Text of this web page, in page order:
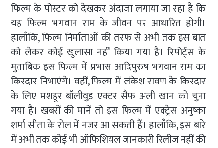
फिल्म के पोस्टर को देखकर अंदाजा लगाया जा रहा है कि
यह फिल्म भगवान राम के जीवन पर आधारित होगी।
हालाँकि, फिल्म निर्माताओं की तरफ से अभी तक इस बात
को लेकर कोई खुलासा नहीं किया गया है। रिपोर्ट्स के
मुताबिक इस फिल्म में प्रभास आदिपुरुष भगवान राम का
किरदार निभाएंगे। वहीं, फिल्म में लंकेश रावण के किरदार
के लिए मशहूर बॉलीवुड एक्टर सैफ अली खान को चुना
गया है। खबरों की मानें तो इस फिल्म में एक्ट्रेस अनुष्का
शर्मा सीता के रोल में नजर आ सकती हैं। हालाँकि, इस बारे
में अभी तक कोई भी ऑफिशियल जानकारी रिलीज नहीं की